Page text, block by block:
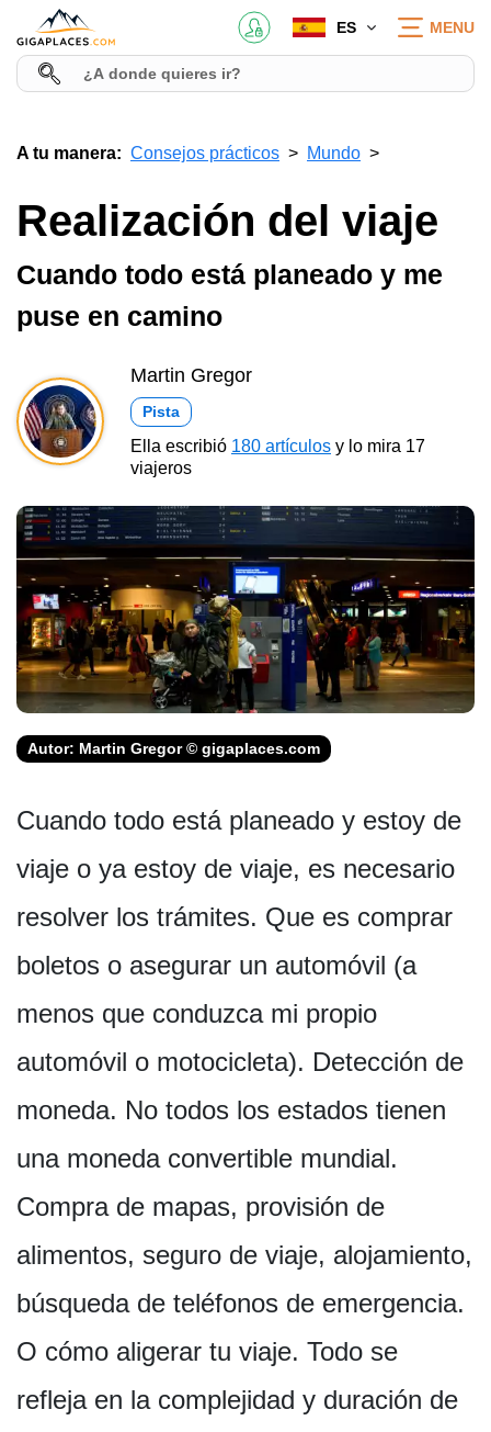
ES MENU
A tu manera: Consejos prácticos Mundo
Realización del viaje
Cuando todo está planeado y me
puse en camino
Martin Gregor
Pista
Ella escribió 180 artículos y lo mira 17
viajeros
Autor: Martin Gregor © gigaplaces.com
Cuando todo está planeado y estoy de
viaje o ya estoy de viaje, es necesario
resolver los trámites. Que es comprar
boletos o asegurar un automóvil (a
menos que conduzca mi propio
automóvil o motocicleta). Detección de
moneda. No todos los estados tienen
una moneda convertible mundial.
Compra de mapas, provisión de
alimentos, seguro de viaje, alojamiento,
búsqueda de teléfonos de emergencia.
O cómo aligerar tu viaje. Todo se
refleja en la complejidad y duración de